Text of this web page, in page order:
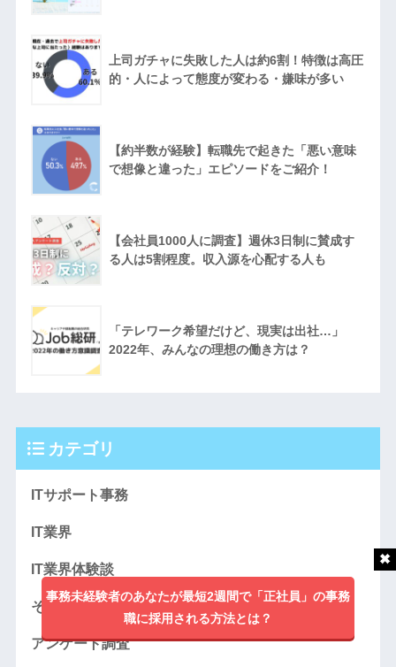
上司ガチャに失敗した人は約6割！特徴は高圧
的・人によって態度が変わる・嫌味が多い
【約半数が経験】転職先で起きた「悪い意味
で想像と違った」エピソードをご紹介！
【会社員1000人に調査】週休3日制に賛成す
る人は5割程度。収入源を心配する人も
「テレワーク希望だけど、現実は出社…」
2022年、みんなの理想の働き方は？
カテゴリ
ITサポート事務
IT業界
IT業界体験談
その他
アンケート調査
事務未経験者のあなたが最短2週間で「正社員」の事務
職に採用される方法とは？